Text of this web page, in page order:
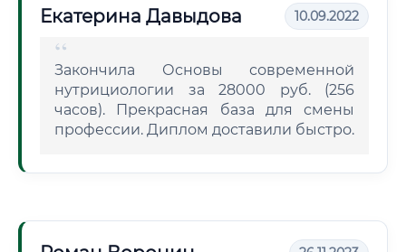
Екатерина Давыдова 10.09.2022
Закончила Основы современной
нутрициологии за 28000 руб. (256
часов). Прекрасная база для смены
профессии. Диплом доставили быстро.